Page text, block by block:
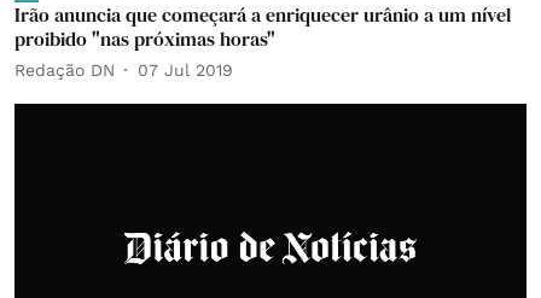
Irão anuncia que começará a enriquecer urânio a um nível
proibido "nas próximas horas"
Redação DN 07 Jul 2019